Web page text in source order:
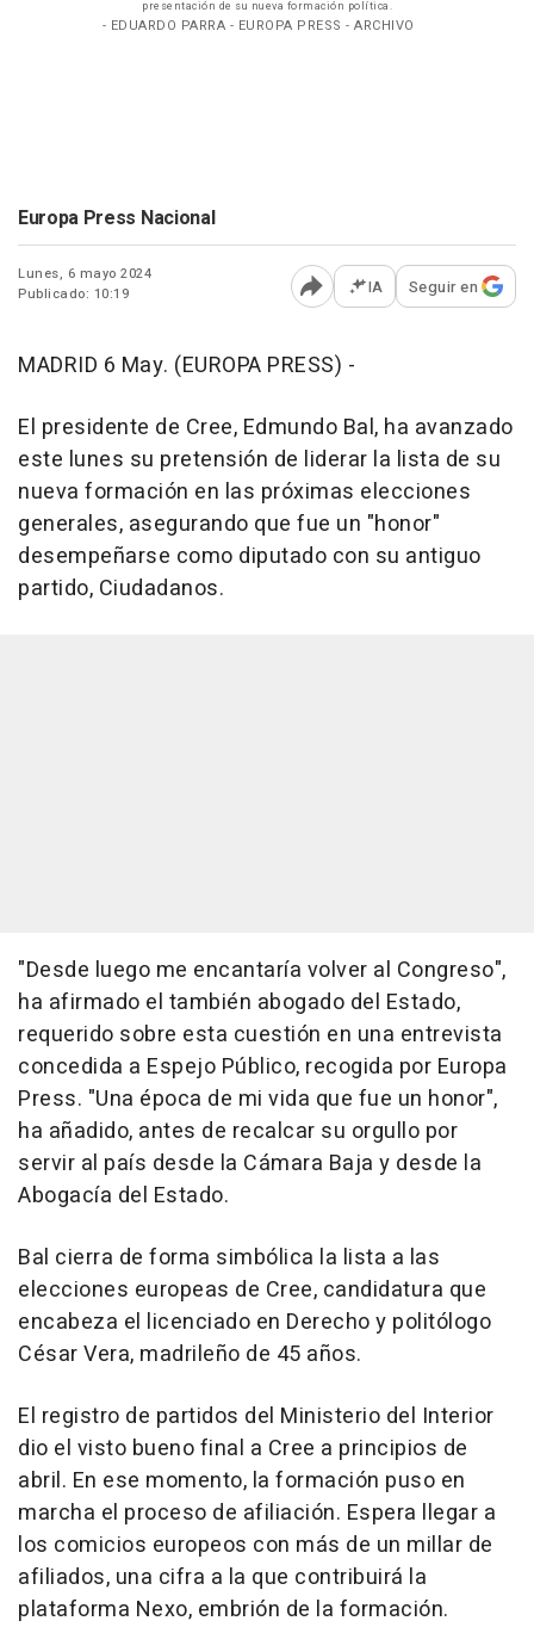
presentación de su nueva formación política.
- EDUARDO PARRA - EUROPA PRESS - ARCHIVO
Europa Press Nacional
Lunes, 6 mayo 2024
Publicado: 10:19
Abrir opciones para
IA Seguir en
MADRID 6 May. (EUROPA PRESS) -
El presidente de Cree, Edmundo Bal, ha avanzado
este lunes su pretensión de liderar la lista de su
nueva formación en las próximas elecciones
generales, asegurando que fue un "honor"
desempeñarse como diputado con su antiguo
partido, Ciudadanos.
"Desde luego me encantaría volver al Congreso",
ha afirmado el también abogado del Estado,
requerido sobre esta cuestión en una entrevista
concedida a Espejo Público, recogida por Europa
Press. "Una época de mi vida que fue un honor",
ha añadido, antes de recalcar su orgullo por
servir al país desde la Cámara Baja y desde la
Abogacía del Estado.
Bal cierra de forma simbólica la lista a las
elecciones europeas de Cree, candidatura que
encabeza el licenciado en Derecho y politólogo
César Vera, madrileño de 45 años.
El registro de partidos del Ministerio del Interior
dio el visto bueno final a Cree a principios de
abril. En ese momento, la formación puso en
marcha el proceso de afiliación. Espera llegar a
los comicios europeos con más de un millar de
afiliados, una cifra a la que contribuirá la
plataforma Nexo, embrión de la formación.